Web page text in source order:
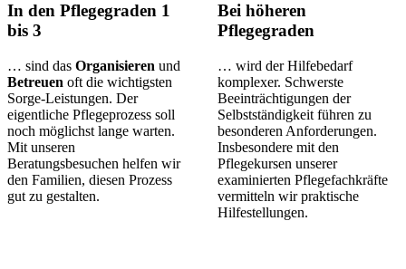
In den Pflegegraden 1
bis 3
… sind das Organisieren und
Betreuen oft die wichtigsten
Sorge-Leistungen. Der
eigentliche Pflegeprozess soll
noch möglichst lange warten.
Mit unseren
Beratungsbesuchen helfen wir
den Familien, diesen Prozess
gut zu gestalten.
Bei höheren
Pflegegraden
… wird der Hilfebedarf
komplexer. Schwerste
Beeinträchtigungen der
Selbstständigkeit führen zu
besonderen Anforderungen.
Insbesondere mit den
Pflegekursen unserer
examinierten Pflegefachkräfte
vermitteln wir praktische
Hilfestellungen.